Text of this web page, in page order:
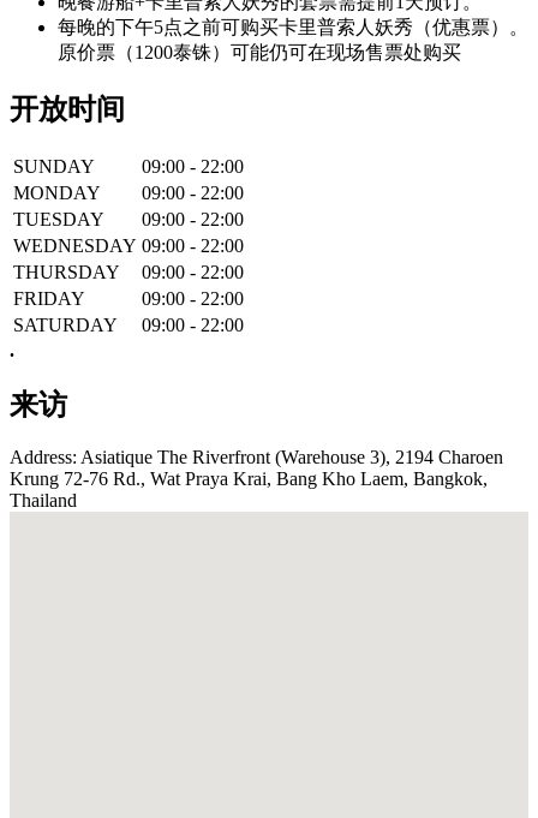
每晚的下午5点之前可购买卡里普索人妖秀（优惠票）。
原价票（1200泰铢）可能仍可在现场售票处购买
开放时间
SUNDAY
09:00 - 22:00
MONDAY
09:00 - 22:00
TUESDAY
09:00 - 22:00
WEDNESDAY 09:00 - 22:00
THURSDAY
09:00 - 22:00
FRIDAY
09:00 - 22:00
SATURDAY
09:00 - 22:00
.
来访
Address: Asiatique The Riverfront (Warehouse 3), 2194 Charoen
Krung 72-76 Rd., Wat Praya Krai, Bang Kho Laem, Bangkok,
Thailand